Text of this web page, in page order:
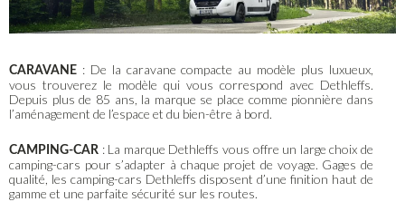
CARAVANE : De la caravane compacte au modèle plus luxueux,
vous trouverez le modèle qui vous correspond avec Dethleffs.
Depuis plus de 85 ans, la marque se place comme pionnière dans
l’aménagement de l’espace et du bien-être à bord.
CAMPING-CAR : La marque Dethleffs vous offre un large choix de
camping-cars pour s’adapter à chaque projet de voyage. Gages de
qualité, les camping-cars Dethleffs disposent d’une finition haut de
gamme et une parfaite sécurité sur les routes.